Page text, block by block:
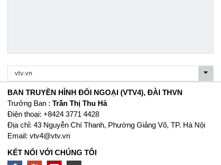
BAN TRUYỀN HÌNH ĐỐI NGOẠI (VTV4), ĐÀI THVN
Trưởng Ban : Trần Thị Thu Hà
Ðiện thoại: +8424 3771 4428
Địa chỉ: 43 Nguyễn Chí Thanh, Phường Giảng Võ, TP. Hà Nội
Email: vtv4@vtv.vn
KẾT NỐI VỚI CHÚNG TÔI